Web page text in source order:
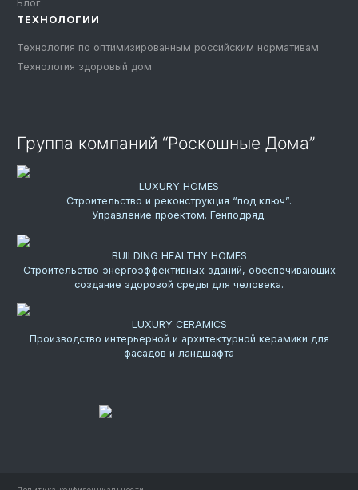
Блог
ТЕХНОЛОГИИ
Технология по оптимизированным российским нормативам
Технология здоровый дом
Группа компаний “Роскошные Дома”
LUXURY HOMES
Строительство и реконструкция “под ключ”.
Управление проектом. Генподряд.
BUILDING HEALTHY HOMES
Строительство энергоэффективных зданий, обеспечивающих
создание здоровой среды для человека.
LUXURY CERAMICS
Производство интерьерной и архитектурной керамики для
фасадов и ландшафта